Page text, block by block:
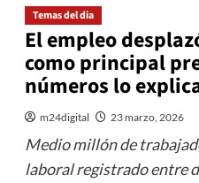
Temas del dia
El empleo
como principal
números lo
m24digital 23 marzo, 2026
Medio millón de
laboral registrado entre